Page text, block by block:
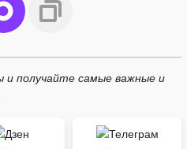
получайте самые важные и